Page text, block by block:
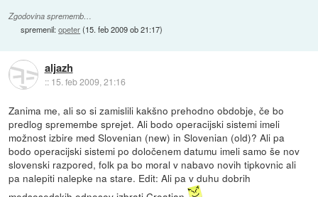
Zgodovina sprememb…
spremenil:opeter(15. feb 2009 ob 21:17)
aljazh
:: 15. feb 2009, 21:16
Zanima me, ali so si zamislili kakšno prehodno obdobje, če bo
predlog spremembe sprejet. Ali bodo operacijski sistemi imeli
možnost izbire med Slovenian (new) in Slovenian (old)? Ali pa
bodo operacijski sistemi po določenem datumu imeli samo še nov
slovenski razpored, folk pa bo moral v nabavo novih tipkovnic ali
pa nalepiti nalepke na stare. Edit: Ali pa v duhu dobrih